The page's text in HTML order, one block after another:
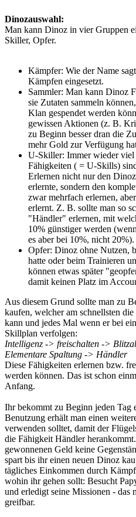
Dinozauswahl:
Man kann Dinoz in vier Gruppen
Skiller, Opfer.
Kämpfer: Wie der Name
Kämpfen eingesetzt.
Sammler: Man kann Dinoz
sie Zutaten sammeln
Klan gespendet werden
gewissen Aktionen (z. B.
zu Beginn besser dran die
mehr Gold zur Verfügung
U-Skiller: Immer wieder viel
Fähigkeiten ( = U-Skills)
Erlernen nicht nur den
erlernte, sondern den
zwar mehrfach erlernen,
erlernt. Z. B. sollte man so
"Händler" erlernen, mit
10% günstiger werden
es aber bei 10%, nicht 20%).
Opfer: Dinoz ohne Nutzen,
hatte oder beim Trainieren
können etwas später
damit keinen Platz im
Aus diesem Grund sollte man zu
kaufen, welcher am schnellsten
kann und jedes Mal wenn er bei
Skillplan verfolgen:
Intelligenz -> freischalten ->
Elementare Spaltung -> Händler
Diese Fähigkeiten erlernen bzw.
werden können. Das ist schon
Anfang.
Ihr bekommt zu Beginn jeden Tag
Benutzung erhält man einen
verwenden solltet, damit der
die Fähigkeit Händler
gewonnenen Geld keine
spart bis ihr einen neuen Dinoz
tägliches Einkommen durch
wohin ihr gehen sollt: Besucht
und erledigt seine Missionen - das
greifbar.